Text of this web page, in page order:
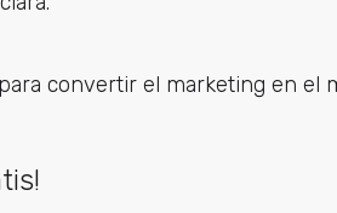
convertir el marketing en el